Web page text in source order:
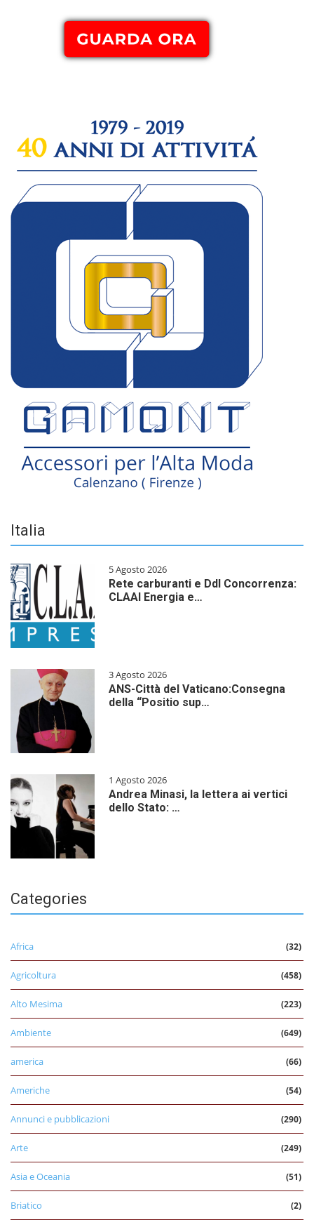
Italia
5 Agosto 2026
Rete carburanti e Ddl Concorrenza:
CLAAI Energia e…
3 Agosto 2026
ANS-Città del Vaticano:Consegna
della “Positio sup…
1 Agosto 2026
Andrea Minasi, la lettera ai vertici
dello Stato: …
Categories
Africa (32)
Agricoltura (458)
Alto Mesima (223)
Ambiente (649)
america (66)
Americhe (54)
Annunci e pubblicazioni (290)
Arte (249)
Asia e Oceania (51)
Briatico (2)